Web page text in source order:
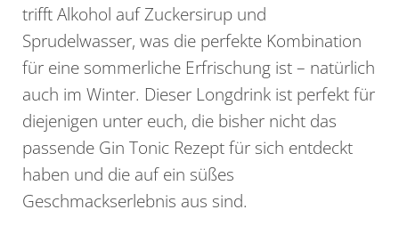
trifft Alkohol auf Zuckersirup und
Sprudelwasser, was die perfekte Kombination
für eine sommerliche Erfrischung ist – natürlich
auch im Winter. Dieser Longdrink ist perfekt für
diejenigen unter euch, die bisher nicht das
passende Gin Tonic Rezept für sich entdeckt
haben und die auf ein süßes
Geschmackserlebnis aus sind.